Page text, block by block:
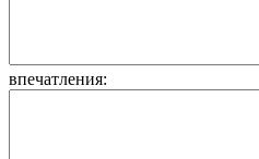
впечатления: